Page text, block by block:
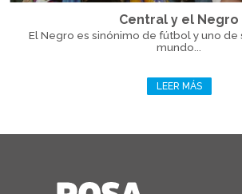
Central y el Negro
El Negro es sinónimo de fútbol y uno de
mundo...
LEER MÁS